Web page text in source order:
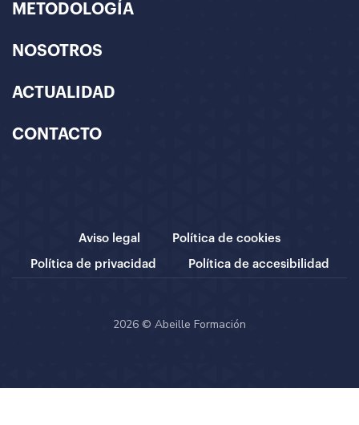
METODOLOGÍA
NOSOTROS
ACTUALIDAD
CONTACTO
Aviso legal Política de cookies
Política de privacidad Política de accesibilidad
2026 © Abeille Formación